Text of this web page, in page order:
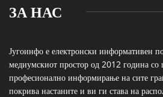
ЗА НАС
Југоинфо е електронски информативен
медиумскиот простор од 2012 година со
професионално информирање на сите
покрива настаните и ви ги става на